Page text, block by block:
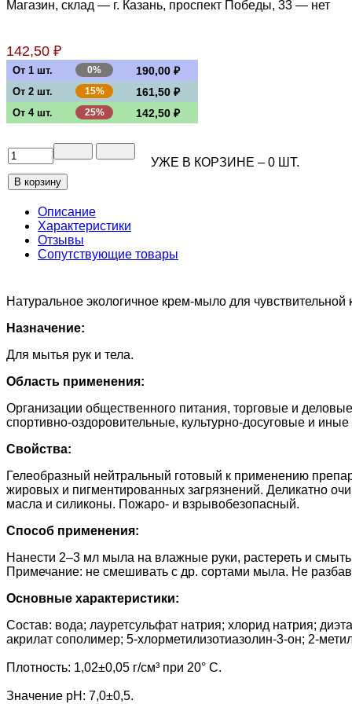
Магазин, склад — г. Казань, проспект Победы, 33 — нет
142,50 ₽
От 1 шт. 0% 190,00 ₽
От 2 шт. 15% 161,50 ₽
От 4 шт. 25% 142,50 ₽
УЖЕ В КОРЗИНЕ – 0 ШТ.
Описание
Характеристики
Отзывы
Сопутствующие товары
Натуральное экологичное крем-мыло для чувствительной
Назначение:
Для мытья рук и тела.
Область применения:
Организации общественного питания, торговые и
спортивно-оздоровительные, культурно-досуговые и
Свойства:
Гелеобразный нейтральный готовый к применению
жировых и пигментированных загрязнений. Деликатно
масла и силиконы. Пожаро- и взрывобезопасный.
Способ применения:
Нанести 2–3 мл мыла на влажные руки, растереть и
Примечание: не смешивать с др. сортами мыла. Не
Основные характеристики:
Состав: вода; лауретсульфат натрия; хлорид натрия;
акрилат сополимер; 5-хлорметилизотиазолин-3-он; 2-
Плотность: 1,02±0,05 г/см³ при 20° С.
Значение pH: 7,0±0,5.